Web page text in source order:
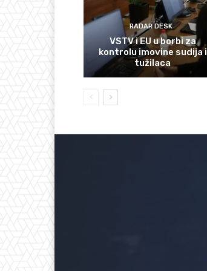
RADAR DESK
VSTV i EU u borbi za
kontrolu imovine sudija i
tužilaca